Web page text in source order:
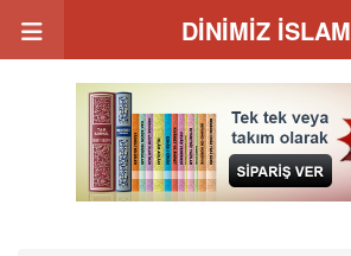
DİNİMİZ İSLAM